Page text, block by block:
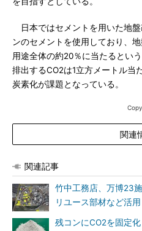
日本ではセメントを用いた地
ンのセメントを使用しており、
用途全体の約20％に当たるとい
排出するCO2は1立方メートル当
炭素化が課題となっている。
関連
関連記事
竹中工務店、万博23
リユース部材など活用
残コンにCO2を固定